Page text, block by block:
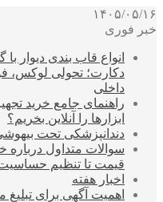
۱۴۰۵/۰۵/۱۶
خبر فوری
انواع قاب بندی دیوار
دکارت؛ تحولی لوکس،
داخلی
راهنمای جامع خرید
ابزارها را آنلاین بخریم؟
دندانپزشکی تحت
سوالات متداول
قیمت تا تنظیم
اخبار هفته
اهمیت آگهی برای